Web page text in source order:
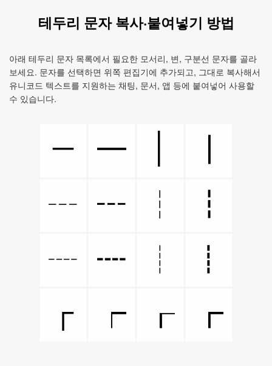
테두리 문자 복사·붙여넣기 방법
아래 테두리 문자 목록에서 필요한 모서리, 변, 구분선 문자를 골라
보세요. 문자를 선택하면 위쪽 편집기에 추가되고, 그대로 복사해서
유니코드 텍스트를 지원하는 채팅, 문서, 앱 등에 붙여넣어 사용할
수 있습니다.
─ ━
┄
┅ ┆
┇
┈
┉ ┊
┋
┌
┍ ┎ ┏